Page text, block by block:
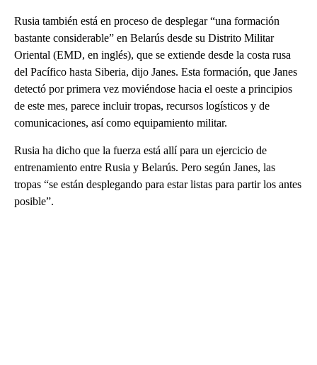
Rusia también está en proceso de desplegar “una formación
bastante considerable” en Belarús desde su Distrito Militar
Oriental (EMD, en inglés), que se extiende desde la costa rusa
del Pacífico hasta Siberia, dijo Janes. Esta formación, que Janes
detectó por primera vez moviéndose hacia el oeste a principios
de este mes, parece incluir tropas, recursos logísticos y de
comunicaciones, así como equipamiento militar.
Rusia ha dicho que la fuerza está allí para un ejercicio de
entrenamiento entre Rusia y Belarús. Pero según Janes, las
tropas “se están desplegando para estar listas para partir los antes
posible”.